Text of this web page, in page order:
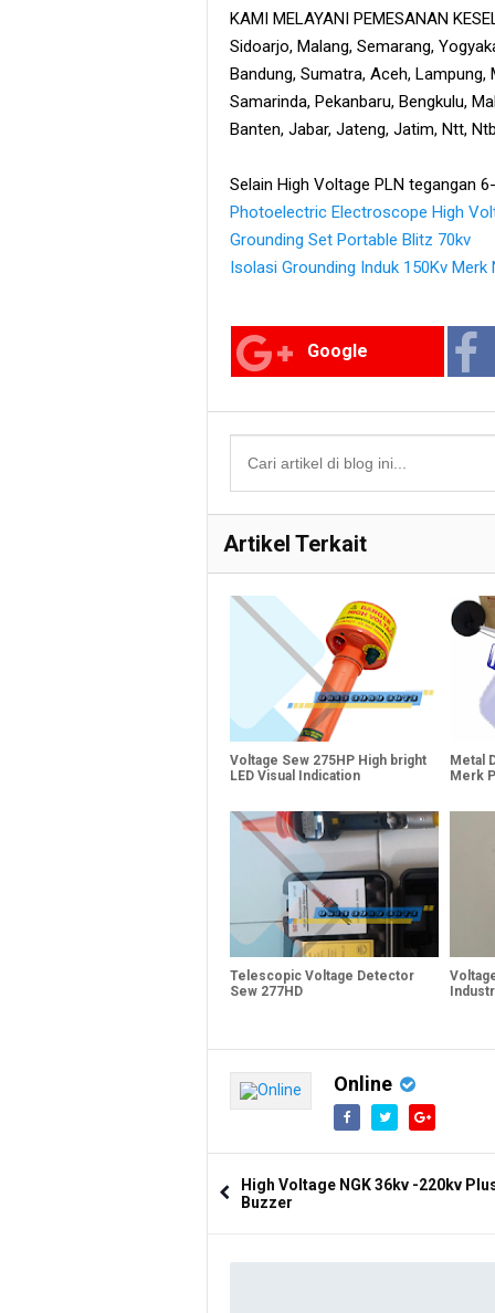
KAMI MELAYANI PEMESANAN
Sidoarjo, Malang, Semarang,
Bandung, Sumatra, Aceh, Lampung,
Samarinda, Pekanbaru, Bengkulu,
Banten, Jabar, Jateng, Jatim, Ntt,
Selain High Voltage PLN tegangan
Photoelectric Electroscope High
Grounding Set Portable Blitz 70kv
Isolasi Grounding Induk 150Kv Merk
Google
Artikel Terkait
Voltage Sew 275HP High bright
LED Visual Indication
Metal
Merk
Telescopic Voltage Detector
Sew 277HD
Online
High Voltage NGK 36kv -220kv
Buzzer